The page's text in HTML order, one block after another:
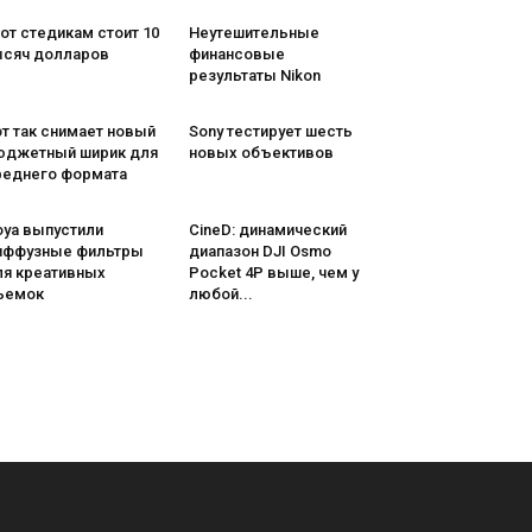
стедикам стоит 10
долларов
Неутешительные
финансовые
результаты Nikon
так снимает новый
ширик для
формата
Sony тестирует шесть
новых объективов
выпустили
фильтры
креативных
CineD: динамический
диапазон DJI Osmo
Pocket 4P выше, чем у
любой...